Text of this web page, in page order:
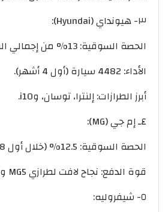
٣- هيونداي (Hyundai):
الحصة السوقية: 13% من إجمالي السوق.
الأداء: 4482 سيارة (أول 4 أشهر).
أبرز الطرازات: إلنترا، توسان، وi10.
٤ـ إم جي (MG):
الحصة السوقية: 12.5% (خلال أول 8 أشهر).
قوة الدفع: نجاح لافت لطرازي MG5 وMG HS.
٥- شيفروليه: